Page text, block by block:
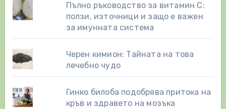
Пълно ръководство за витамин С:
ползи, източници и защо е важен
за имунната система
Черен кимион: Тайната на това
лечебно чудо
Гинко билоба подобрява притока на
кръв и здравето на мозъка